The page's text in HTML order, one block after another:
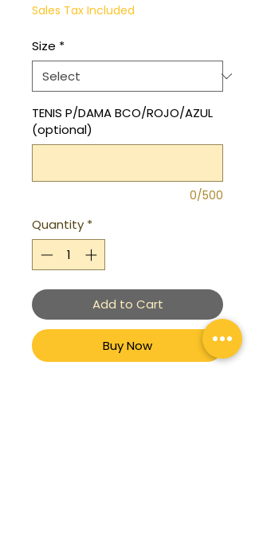
Sales Tax Included
Size *
TENIS P/DAMA BCO/ROJO/AZUL
(optional)
0/500
Quantity *
Add to Cart
Buy Now